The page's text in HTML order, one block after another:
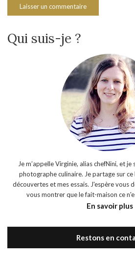
Qui suis-je ?
Je m’appelle Virginie, alias chefNini, et
photographe culinaire. Je partage sur
découvertes et mes essais. J'espère vous
vous montrer que le fait-maison ce
En savoir plus
Restons en